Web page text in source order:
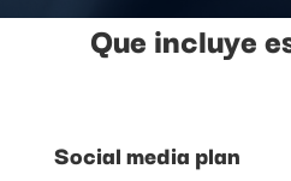
Que incluye
Social media plan